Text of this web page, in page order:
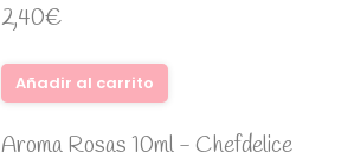
2,40€
Añadir al carrito
Aroma Rosas 10ml - Chefdelice